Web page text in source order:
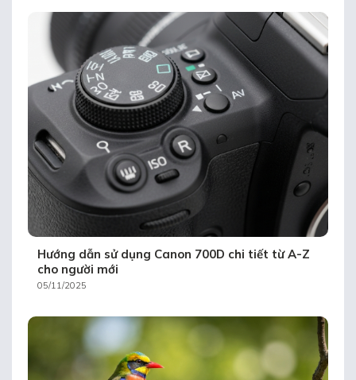
Hướng dẫn sử dụng Canon 700D chi tiết từ A-Z
cho người mới
05/11/2025